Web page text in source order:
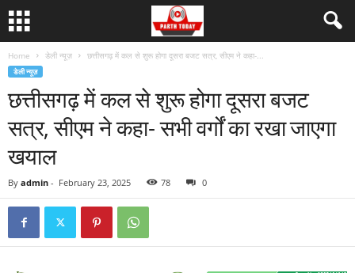
Home डेली न्यूज़ छत्तीसगढ़ में कल से शुरू होगा दूसरा बजट सत्र, सीएम ने कहा-...
डेली न्यूज़
छत्तीसगढ़ में कल से शुरू होगा दूसरा बजट
सत्र, सीएम ने कहा- सभी वर्गों का रखा जाएगा
खयाल
By admin - February 23, 2025 78 0